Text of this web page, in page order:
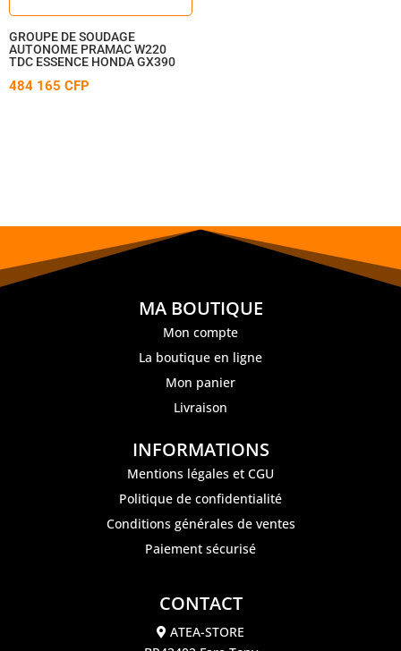
GROUPE DE SOUDAGE
AUTONOME PRAMAC W220
TDC ESSENCE HONDA GX390
484 165 CFP
MA BOUTIQUE
Mon compte
La boutique en ligne
Mon panier
Livraison
INFORMATIONS
Mentions légales et CGU
Politique de confidentialité
Conditions générales de ventes
Paiement sécurisé
CONTACT
ATEA-STORE